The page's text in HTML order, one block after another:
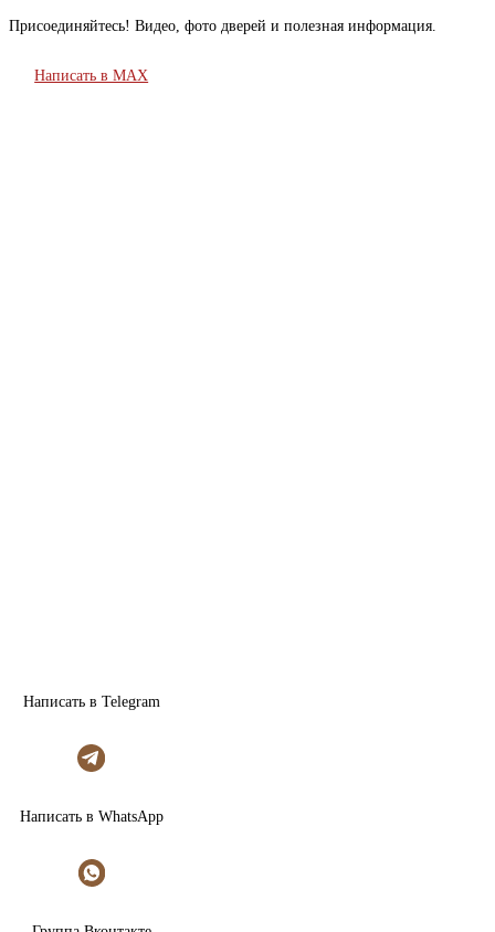
Присоединяйтесь! Видео, фото дверей и полезная информация.
Написать в MAX
Написать в Telegram
Написать в WhatsApp